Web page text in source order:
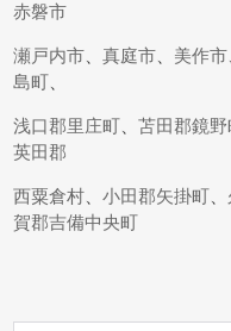
赤磐市
瀬戸内市 、真庭市 美作市
島町
浅口郡里庄町 、苫田郡鏡野
英田郡
西粟倉村 、小田郡矢掛町
賀郡吉備中央町